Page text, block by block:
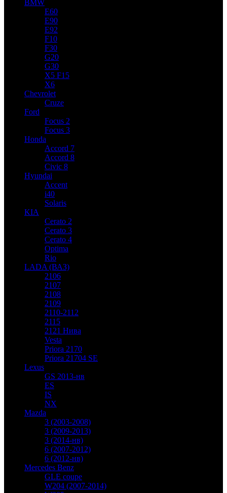
BMW
E60
E90
E92
F10
F30
G20
G30
X5 F15
X6
Chevrolet
Cruze
Ford
Focus 2
Focus 3
Honda
Accord 7
Accord 8
Civic 8
Hyundai
Accent
i40
Solaris
KIA
Cerato 2
Cerato 3
Cerato 4
Optima
Rio
LADA (ВАЗ)
2106
2107
2108
2109
2110-2112
2115
2121 Нива
Vesta
Priora 2170
Priora 21704 SE
Lexus
GS 2013-нв
ES
IS
NX
Mazda
3 (2003-2008)
3 (2009-2013)
3 (2014-нв)
6 (2007-2012)
6 (2012-нв)
Mercedes Benz
GLE coupe
W204 (2007-2014)